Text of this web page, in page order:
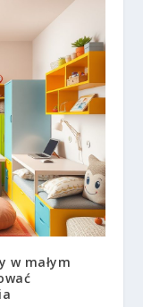
w małym